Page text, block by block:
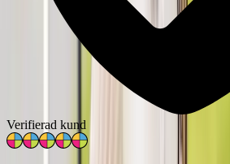
Verifierad kund